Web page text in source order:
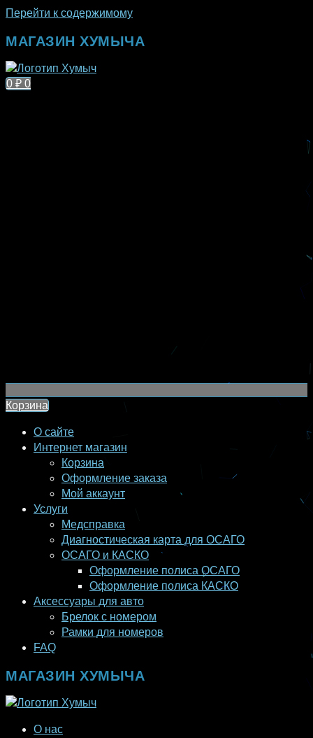
Перейти к содержимому
МАГАЗИН ХУМЫЧА
0 ₽ 0
Корзина
О сайте
Интернет магазин
Корзина
Оформление заказа
Мой аккаунт
Услуги
Медсправка
Диагностическая карта для ОСАГО
ОСАГО и КАСКО
Оформление полиса ОСАГО
Оформление полиса КАСКО
Аксессуары для авто
Брелок с номером
Рамки для номеров
FAQ
МАГАЗИН ХУМЫЧА
О нас